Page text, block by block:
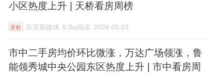
小区热度上升 | 天桥看房周榜
原创 乐居新媒体 6.0w阅读 2024-05-01
市中二手房均价环比微涨，万达广场领涨，鲁
能领秀城中央公园东区热度上升 | 市中看房周